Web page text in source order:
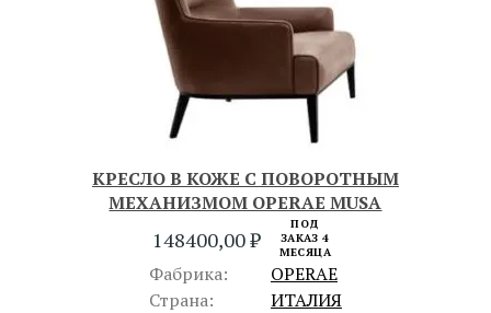
КРЕСЛО В КОЖЕ С ПОВОРОТНЫМ
МЕХАНИЗМОМ OPERAE MUSA
148400,00₽
ПОД
ЗАКАЗ 4
МЕСЯЦА
Фабрика:
OPERAE
Страна:
ИТАЛИЯ